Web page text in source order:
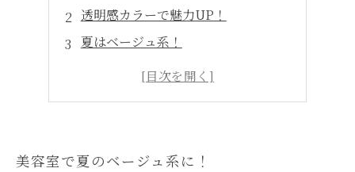
透明感カラーで魅力UP！
夏はベージュ系！
ベージュ系は万能カラー！
美容室で夏のベージュ系に！